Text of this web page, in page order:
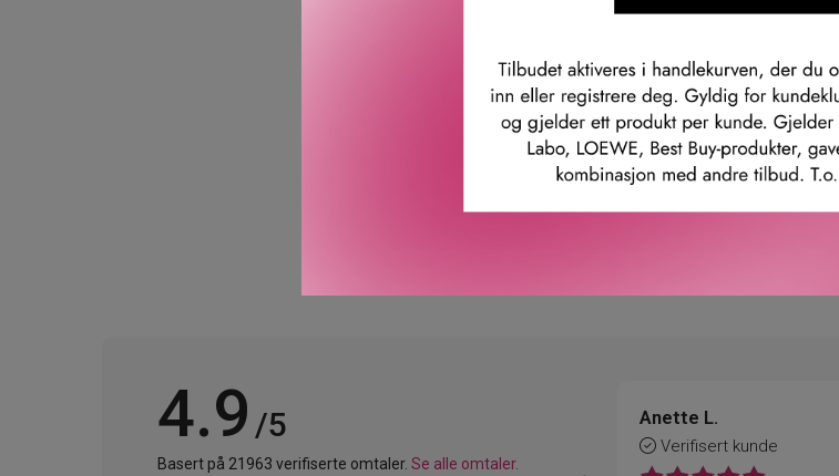
ansiktet, skjegg og til og med små uønskede hår. For mer
produktinformasjonen på emballasjen.
Leverandørs artikkelnummer: sw2a010000
4.9 /5
Basert på 21963 verifiserte omtaler. Se alle omtaler.
Anette L.
Verifisert kunde